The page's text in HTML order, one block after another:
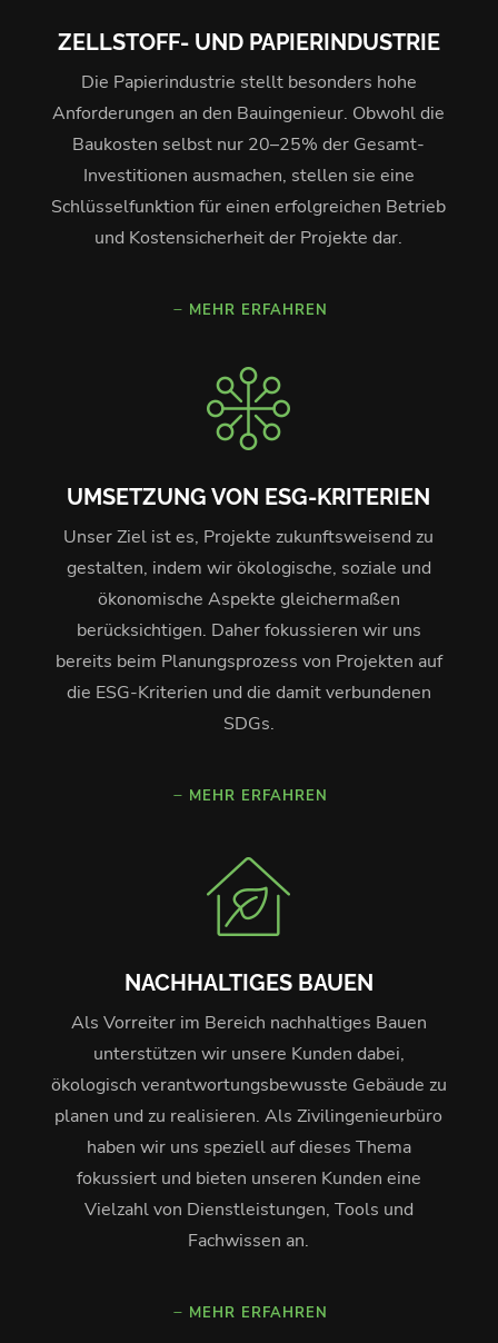
ZELLSTOFF- UND PAPIERINDUSTRIE
Die Papierindustrie stellt besonders hohe
Anforderungen an den Bauingenieur. Obwohl die
Baukosten selbst nur 20–25% der Gesamt-
Investitionen ausmachen, stellen sie eine
Schlüsselfunktion für einen erfolgreichen Betrieb
und Kostensicherheit der Projekte dar.
MEHR ERFAHREN
UMSETZUNG VON ESG-KRITERIEN
Unser Ziel ist es, Projekte zukunftsweisend zu
gestalten, indem wir ökologische, soziale und
ökonomische Aspekte gleichermaßen
berücksichtigen. Daher fokussieren wir uns
bereits beim Planungsprozess von Projekten auf
die ESG-Kriterien und die damit verbundenen
SDGs.
MEHR ERFAHREN
NACHHALTIGES BAUEN
Als Vorreiter im Bereich nachhaltiges Bauen
unterstützen wir unsere Kunden dabei,
ökologisch verantwortungsbewusste Gebäude zu
planen und zu realisieren. Als Zivilingenieurbüro
haben wir uns speziell auf dieses Thema
fokussiert und bieten unseren Kunden eine
Vielzahl von Dienstleistungen, Tools und
Fachwissen an.
MEHR ERFAHREN